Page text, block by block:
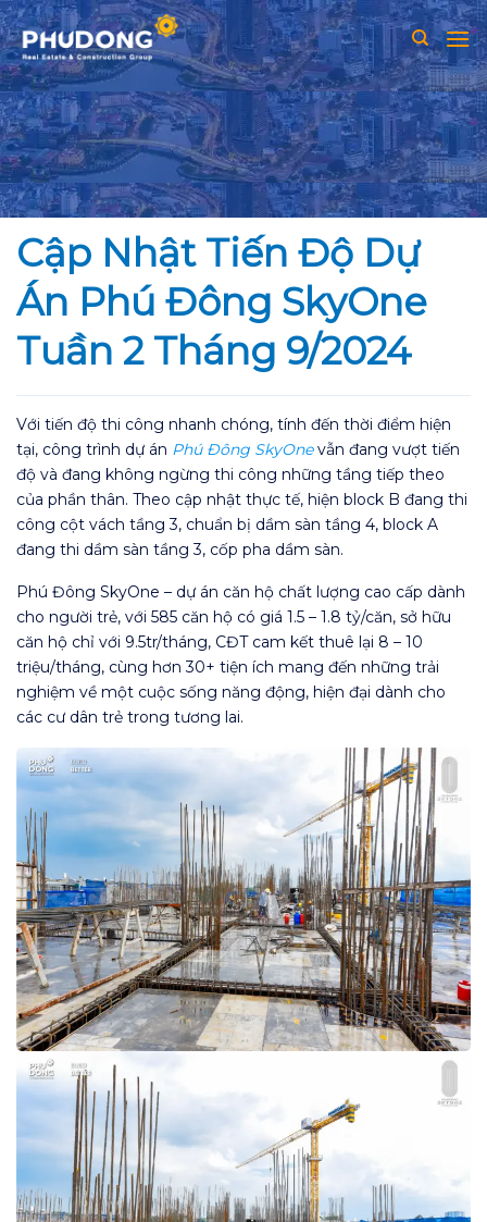
Skip
to
content
Cập Nhật Tiến Độ Dự
Án Phú Đông SkyOne
Tuần 2 Tháng 9/2024
Với tiến độ thi công nhanh chóng, tính đến thời điểm hiện
tại, công trình dự án Phú Đông SkyOnevẫn đang vượt tiến
độ và đang không ngừng thi công những tầng tiếp theo
của phần thân. Theo cập nhật thực tế, hiện block B đang thi
công cột vách tầng 3, chuẩn bị dầm sàn tầng 4, block A
đang thi dầm sàn tầng 3, cốp pha dầm sàn.
Phú Đông SkyOne – dự án căn hộ chất lượng cao cấp dành
cho người trẻ, với 585 căn hộ có giá 1.5 – 1.8 tỷ/căn, sở hữu
căn hộ chỉ với 9.5tr/tháng, CĐT cam kết thuê lại 8 – 10
triệu/tháng, cùng hơn 30+ tiện ích mang đến những trải
nghiệm về một cuộc sống năng động, hiện đại dành cho
các cư dân trẻ trong tương lai.